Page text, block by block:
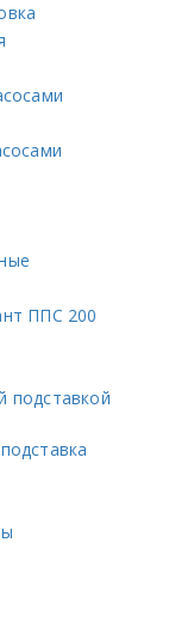
ППС 200
подставкой